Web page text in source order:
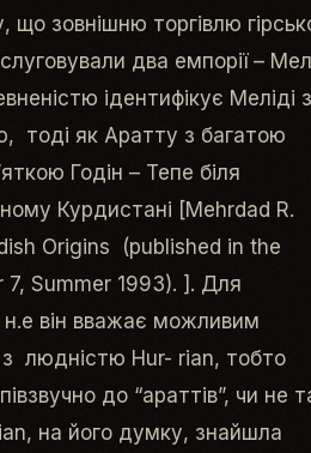
що зовнішню торгівлю
два емпорії –
ідентифікує Меліді з
тоді як Аратту з багатою
Годін – Тепе біля
Курдистані [Mehrdad R.
Origins (published in the
7, Summer 1993). ]. Для
він вважає можливим
з людністю Hur- rian, тобто
до “араттів”, чи не
на його думку, знайшла